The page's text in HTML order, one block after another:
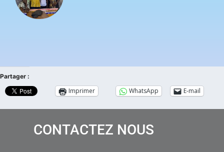
Partager :
Imprimer WhatsApp E-mail
CONTACTEZ NOUS